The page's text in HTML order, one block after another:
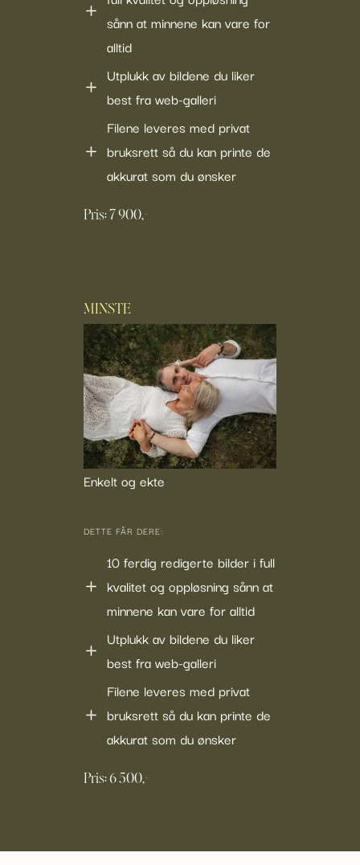
sånn at minnene kan vare for
alltid
Utplukk av bildene du liker
best fra web-galleri
Filene leveres med privat
bruksrett så du kan printe de
akkurat som du ønsker
Pris: 7 900,-
MINSTE
Enkelt og ekte
DETTE FÅR DERE:
10 ferdig redigerte bilder i full
kvalitet og oppløsning sånn at
minnene kan vare for alltid
Utplukk av bildene du liker
best fra web-galleri
Filene leveres med privat
bruksrett så du kan printe de
akkurat som du ønsker
Pris: 6 500,-